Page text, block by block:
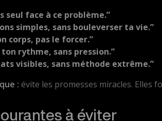
seul face à ce problème.”
simples, sans bouleverser ta vie.”
corps, pas le forcer.”
ton rythme, sans pression.”
visibles, sans méthode extrême.”
: évite les promesses miracles. Elles
à éviter